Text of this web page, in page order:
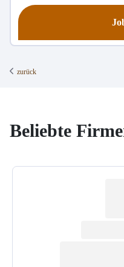
zurück
Beliebte